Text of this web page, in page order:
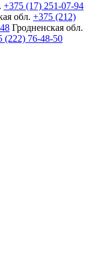
+375 (17) 251-07-94
обл. +375 (212)
Гродненская обл.
(222) 76-48-50